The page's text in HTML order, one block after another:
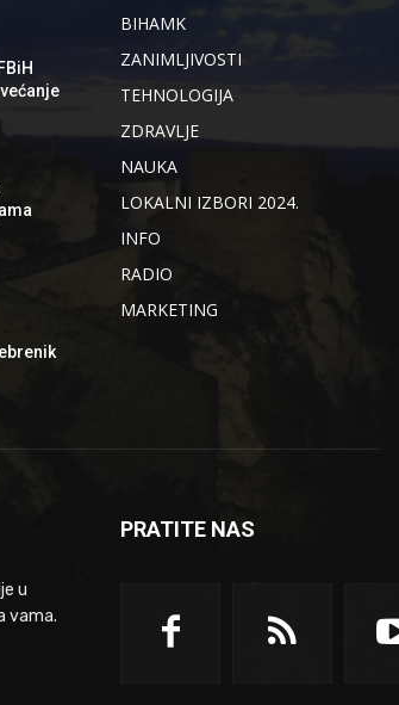
BIHAMK
ZANIMLJIVOSTI
TEHNOLOGIJA
ZDRAVLJE
NAUKA
LOKALNI IZBORI 2024.
INFO
RADIO
MARKETING
u
vama.
PRATITE NAS